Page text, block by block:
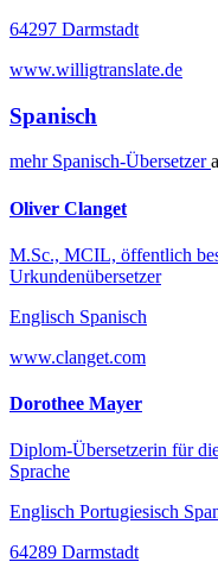
64297 Darmstadt
www.willigtranslate.de
Spanisch
mehr Spanisch-Übersetzer
Oliver Clanget
M.Sc., MCIL, öffentlich
Urkundenübersetzer
Englisch Spanisch
www.clanget.com
Dorothee Mayer
Diplom-Übersetzerin für
Sprache
Englisch Portugiesisch
64289 Darmstadt